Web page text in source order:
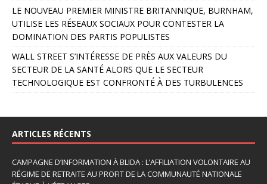
e
:
LE NOUVEAU PREMIER MINISTRE BRITANNIQUE, BURNHAM,
UTILISE LES RÉSEAUX SOCIAUX POUR CONTESTER LA
DOMINATION DES PARTIS POPULISTES
WALL STREET S’INTÉRESSE DE PRÈS AUX VALEURS DU
SECTEUR DE LA SANTÉ ALORS QUE LE SECTEUR
TECHNOLOGIQUE EST CONFRONTÉ À DES TURBULENCES
ARTICLES RÉCENTS
CAMPAGNE D’INFORMATION À BLIDA : L’AFFILIATION VOLONTAIRE AU
RÉGIME DE RETRAITE AU PROFIT DE LA COMMUNAUTÉ NATIONALE